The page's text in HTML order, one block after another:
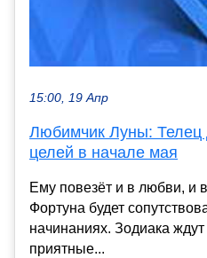
15:00, 19 Апр
Любимчик Луны: Телец
целей в начале мая
Ему повезёт и в любви, и
Фортуна будет
начинаниях. Зодиака
приятные...